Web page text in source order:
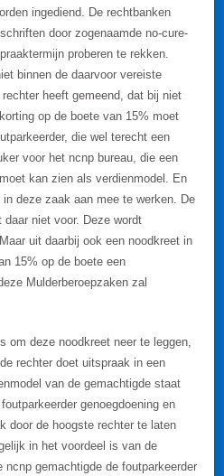
ingediend. De rechtbanken
door zogenaamde no-cure-
proberen te rekken.
binnen de daarvoor vereiste
heeft gemeend, dat bij niet
op de boete van 15% moet
die wel terecht een
voor het ncnp bureau, die een
kan zien als verdienmodel. En
deze zaak aan mee te werken. De
niet voor. Deze wordt
uit daarbij ook een noodkreet in
15% op de boete een
Mulderberoepzaken zal
om deze noodkreet neer te leggen,
rechter doet uitspraak in een
van de gemachtigde staat
genoegdoening en
door de hoogste rechter te laten
in het voordeel is van de
gemachtigde de foutparkeerder